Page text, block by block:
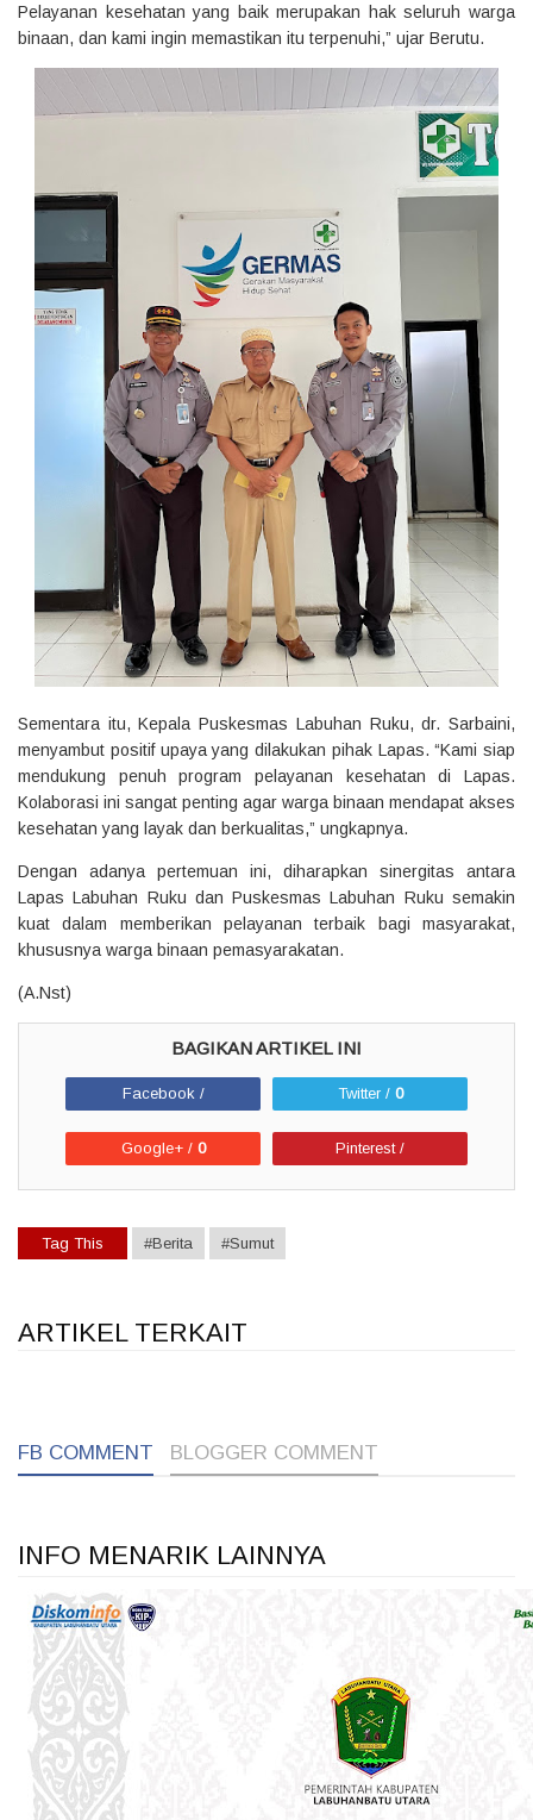
Pelayanan kesehatan yang baik merupakan hak seluruh warga
binaan, dan kami ingin memastikan itu terpenuhi,” ujar Berutu.
Sementara itu, Kepala Puskesmas Labuhan Ruku, dr. Sarbaini,
menyambut positif upaya yang dilakukan pihak Lapas. “Kami siap
mendukung penuh program pelayanan kesehatan di Lapas.
Kolaborasi ini sangat penting agar warga binaan mendapat akses
kesehatan yang layak dan berkualitas,” ungkapnya.
Dengan adanya pertemuan ini, diharapkan sinergitas antara
Lapas Labuhan Ruku dan Puskesmas Labuhan Ruku semakin
kuat dalam memberikan pelayanan terbaik bagi masyarakat,
khususnya warga binaan pemasyarakatan.
(A.Nst)
Facebook / Twitter / 0
Google+ / 0 Pinterest /
Tag This #Berita #Sumut
ARTIKEL TERKAIT
FB COMMENT BLOGGER COMMENT
INFO MENARIK LAINNYA